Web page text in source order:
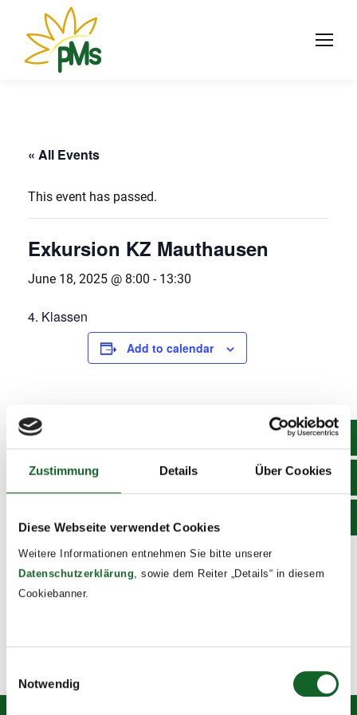
Zustimmung Details Über Cookies
Diese Webseite verwendet Cookies
Weitere Informationen entnehmen Sie bitte unserer
Datenschutzerklärung , sowie dem Reiter „Details“ in diesem
Cookiebanner.
Notwendig
« All Events
This event has passed.
Exkursion KZ Mauthausen
June 18, 2025 @ 8:00 - 13:30
4. Klassen
Add to calendar
DETAILS
Date:
June 18, 2025
8:00 - 13:30
Event Tags:
2024/25